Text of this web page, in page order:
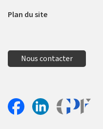
Plan du site
Nous contacter